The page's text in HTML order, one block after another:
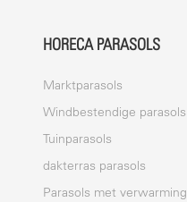
HORECA PARASOLS
Marktparasols
Windbestendige parasols
Tuinparasols
dakterras parasols
Parasols met verwarming